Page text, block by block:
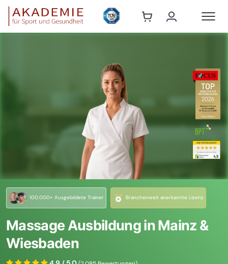
100.000+ Ausgebildete Trainer Branchenweit anerkannte Lizenz
Massage Ausbildung in Mainz &
Wiesbaden